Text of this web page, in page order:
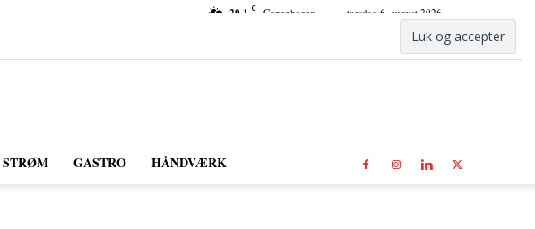
20.1 C Copenhagen torsdag 6. august 2026
STRØM GASTRO HÅNDVÆRK